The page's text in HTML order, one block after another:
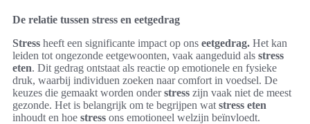
De relatie tussen stress en eetgedrag
Stress heeft een significante impact op ons eetgedrag. Het kan
leiden tot ongezonde eetgewoonten, vaak aangeduid als stress
eten. Dit gedrag ontstaat als reactie op emotionele en fysieke
druk, waarbij individuen zoeken naar comfort in voedsel. De
keuzes die gemaakt worden onderstress zijn vaak niet de meest
gezonde. Het is belangrijk om te begrijpen wat stress eten
inhoudt en hoe stress ons emotioneel welzijn beïnvloedt.